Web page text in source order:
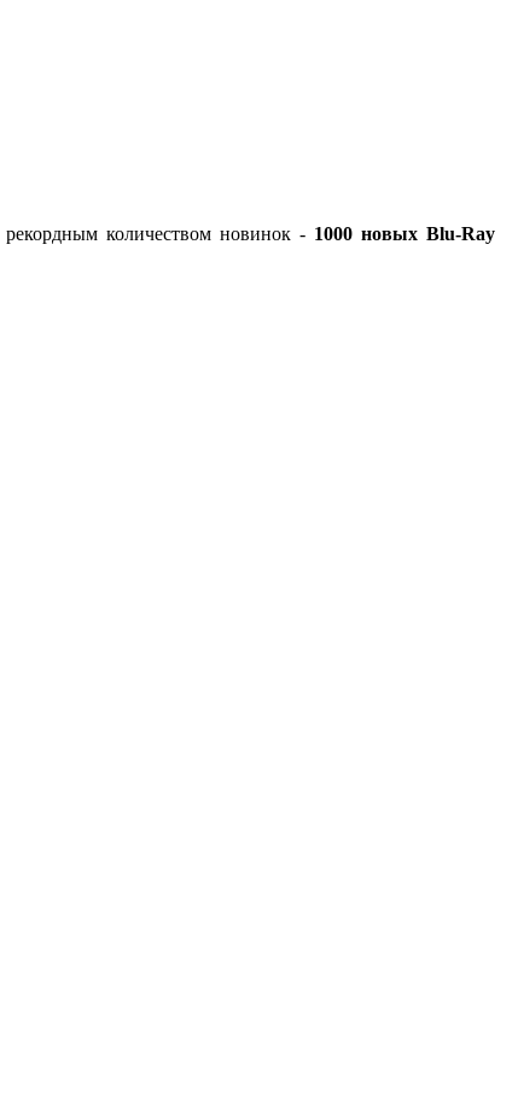
количеством новинок - 1000 новых Blu-Ray